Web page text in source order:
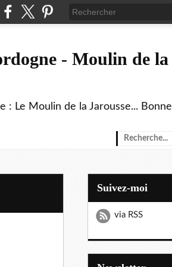
- Moulin de la
Le Moulin de la Jarousse... Bonne
Suivez-moi
via RSS